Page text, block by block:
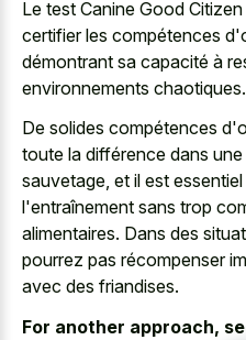
Le test Canine Good
certifier les compétences
démontrant sa capacité à
environnements chaotiques.
De solides compétences
toute la différence dans
sauvetage, et il est
l'entraînement sans trop
alimentaires. Dans des
pourrez pas récompenser
avec des friandises.
For another approach,